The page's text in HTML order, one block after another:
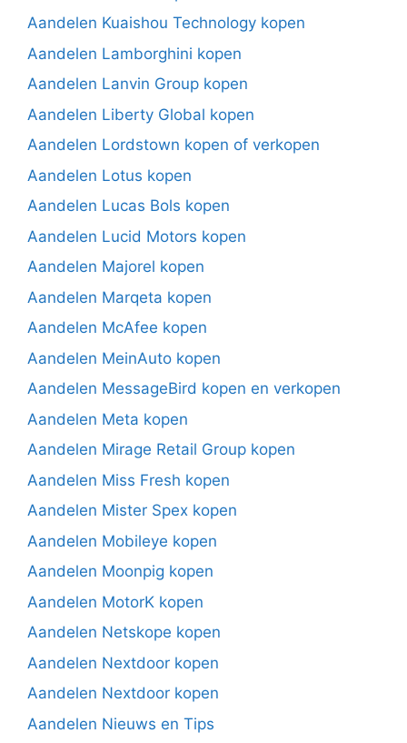
Aandelen Kuaishou Technology kopen
Aandelen Lamborghini kopen
Aandelen Lanvin Group kopen
Aandelen Liberty Global kopen
Aandelen Lordstown kopen of verkopen
Aandelen Lotus kopen
Aandelen Lucas Bols kopen
Aandelen Lucid Motors kopen
Aandelen Majorel kopen
Aandelen Marqeta kopen
Aandelen McAfee kopen
Aandelen MeinAuto kopen
Aandelen MessageBird kopen en verkopen
Aandelen Meta kopen
Aandelen Mirage Retail Group kopen
Aandelen Miss Fresh kopen
Aandelen Mister Spex kopen
Aandelen Mobileye kopen
Aandelen Moonpig kopen
Aandelen MotorK kopen
Aandelen Netskope kopen
Aandelen Nextdoor kopen
Aandelen Nextdoor kopen
Aandelen Nieuws en Tips